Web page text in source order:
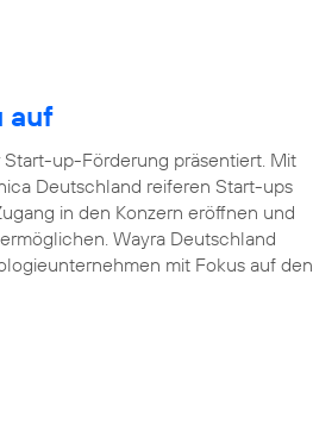
auf
up-Förderung präsentiert. Mit
Deutschland reiferen Start-ups
in den Konzern eröffnen und
Wayra Deutschland
mit Fokus auf den